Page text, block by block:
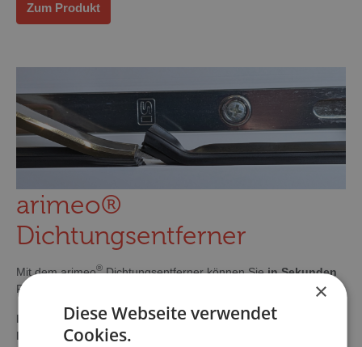
Zum Produkt
arimeo®
Dichtungsentferner
Mit dem arimeo®Dichtungsentferner können Siein Sekunden
Fensterdichtungen entfernen - auch einextrudierte Dichtungen.
Für unversehrte Fensterflügel & dauerhafte Qualität der
Fenster.
×
Diese Webseite verwendet
Cookies.